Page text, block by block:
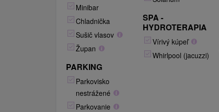
sypialni), łazienki z wanną
lub prysznicem i toaletą.
Standard: Telewizor LCD z
telewizją kablową, lodówka,
telefon, bezpłatne Wi-Fi,
sejf, serwis do
kawy/herbaty, system kart
magnetycznych, szlafrok.
Balkon: Większość
Minibar
Chladnička
Sušič vlasov
Župan
PARKING
Parkovisko
nestrážené
Parkovanie
SPA -
HYDROTERAPIA
Vírivý kúpeľ
Whirlpool (jacuzzi)